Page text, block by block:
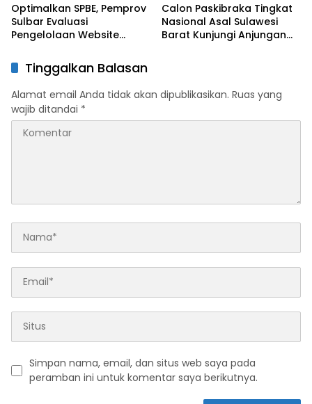
Optimalkan SPBE, Pemprov
Sulbar Evaluasi
Pengelolaan Website
Calon Paskibraka Tingkat
Nasional Asal Sulawesi
Barat Kunjungi Anjungan
Tinggalkan Balasan
Alamat email Anda tidak akan dipublikasikan. Ruas yang
wajib ditandai *
Simpan nama, email, dan situs web saya pada
peramban ini untuk komentar saya berikutnya.